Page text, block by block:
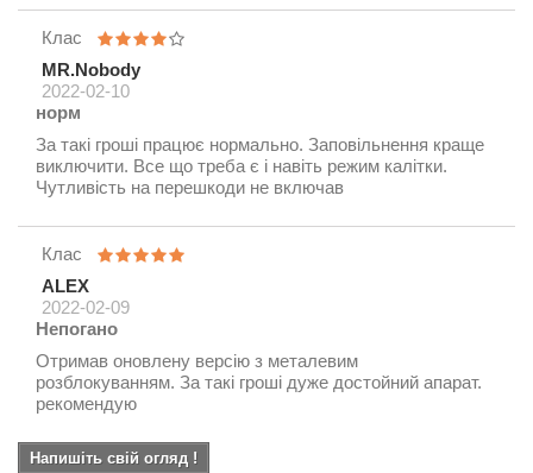
Клас
MR.Nobody
2022-02-10
норм
За такі гроші працює нормально. Заповільнення краще
виключити. Все що треба є і навіть режим калітки.
Чутливість на перешкоди не включав
Клас
ALEX
2022-02-09
Непогано
Отримав оновлену версію з металевим
розблокуванням. За такі гроші дуже достойний апарат.
рекомендую
Напишіть свій огляд !